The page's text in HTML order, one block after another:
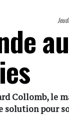
Collomb, le
solution pour